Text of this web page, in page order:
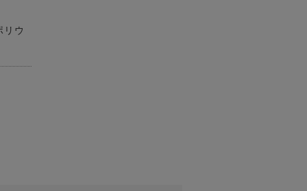
リウ